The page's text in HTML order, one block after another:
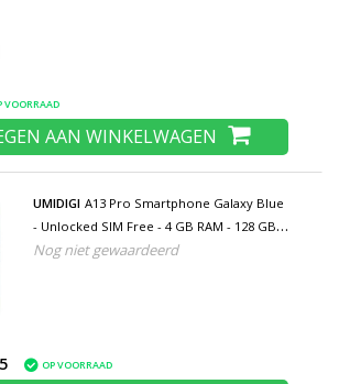
VOORRAAD
AAN WINKELWAGEN
UMIDIGI A13 Pro Smartphone Galaxy Blue
- Unlocked SIM Free - 4 GB RAM - 128 GB
Opslag - 48MP Camera - 5150mAh Batterij
Nog niet gewaardeerd
OP VOORRAAD